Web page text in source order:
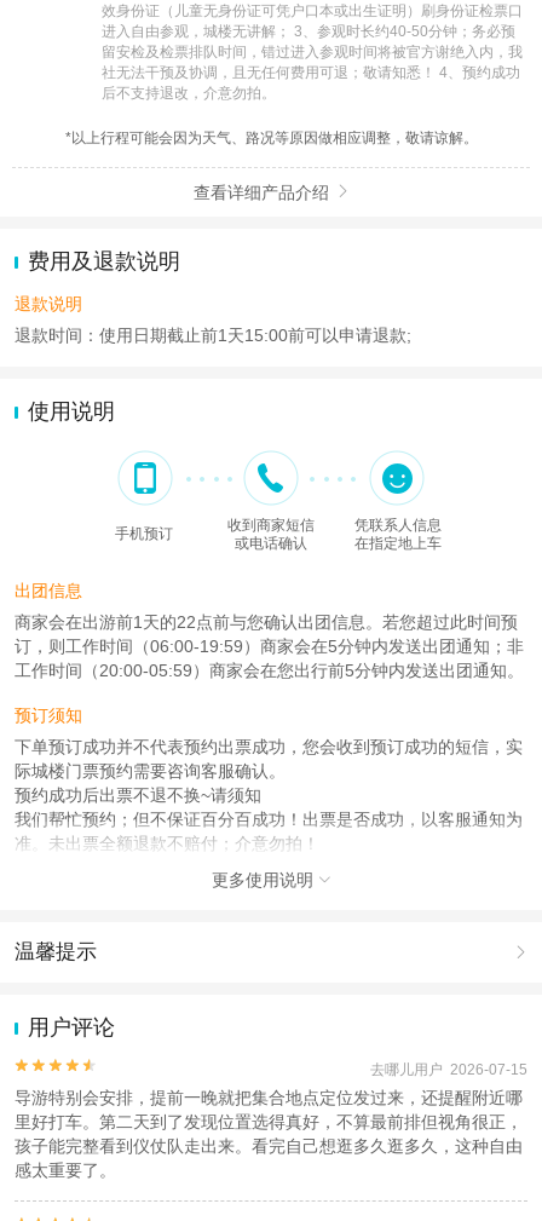
效身份证（儿童无身份证可凭户口本或出生证明）刷身份证检票口
进入自由参观，城楼无讲解； 3、参观时长约40-50分钟；务必预
留安检及检票排队时间，错过进入参观时间将被官方谢绝入内，我
社无法干预及协调，且无任何费用可退；敬请知悉！ 4、预约成功
后不支持退改，介意勿拍。
*以上行程可能会因为天气、路况等原因做相应调整，敬请谅解。
查看详细产品介绍 
费用及退款说明
退款说明
退款时间：使用日期截止前1天15:00前可以申请退款;
使用说明
手机预订
收到商家短信
或电话确认
凭联系人信息
在指定地上车
出团信息
商家会在出游前1天的22点前与您确认出团信息。若您超过此时间预
订，则工作时间（06:00-19:59）商家会在5分钟内发送出团通知；非
工作时间（20:00-05:59）商家会在您出行前5分钟内发送出团通知。
预订须知
下单预订成功并不代表预约出票成功，您会收到预订成功的短信，实
际城楼门票预约需要咨询客服确认。
预约成功后出票不退不换~请须知
我们帮忙预约；但不保证百分百成功！出票是否成功，以客服通知为
准。未出票全额退款不赔付；介意勿拍！
《特许经营许可证信息》
更多使用说明 
温馨提示 
动（如跳伞、潜水、滑雪等）前，请务必仔细阅读
2.为普及旅游安全知识及旅游文明公约，使您的旅程顺利圆满完成，
特制定《去哪儿网旅游安全手册》 ，请您认真阅读并切实遵守。
用户评论

 去哪儿用户 2026-07-15
导游特别会安排，提前一晚就把集合地点定位发过来，还提醒附近哪
里好打车。第二天到了发现位置选得真好，不算最前排但视角很正，
孩子能完整看到仪仗队走出来。看完自己想逛多久逛多久，这种自由
感太重要了。